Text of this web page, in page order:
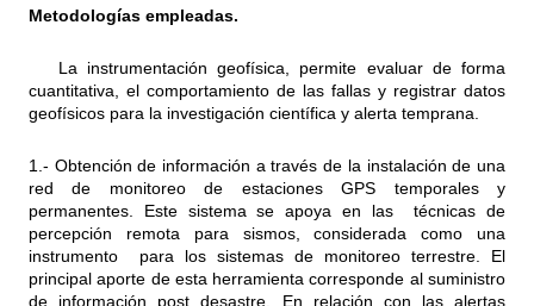
Metodologías empleadas.
La instrumentación geofísica, permite evaluar de forma
cuantitativa, el comportamiento de las fallas y registrar datos
geofísicos para la investigación científica y alerta temprana.
1.- Obtención de información a través de la instalación de una
red de monitoreo de estaciones GPS temporales y
permanentes. Este sistema se apoya en las técnicas de
percepción remota para sismos, considerada como una
instrumento para los sistemas de monitoreo terrestre. El
principal aporte de esta herramienta corresponde al suministro
de información post desastre. En relación con las alertas